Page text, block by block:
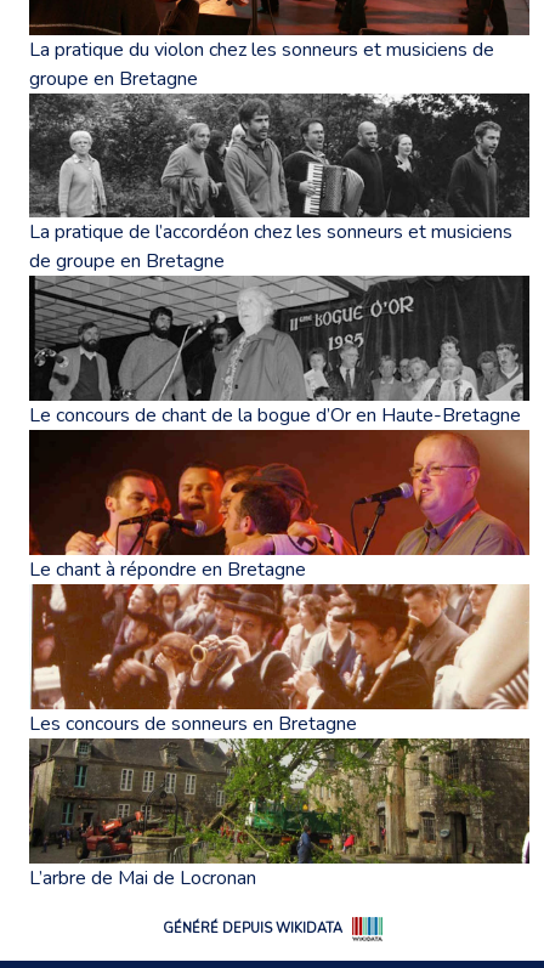
La pratique du violon chez les sonneurs et musiciens de
groupe en Bretagne
La pratique de l’accordéon chez les sonneurs et musiciens
de groupe en Bretagne
Le concours de chant de la bogue d’Or en Haute-Bretagne
Le chant à répondre en Bretagne
Les concours de sonneurs en Bretagne
L’arbre de Mai de Locronan
GÉNÉRÉ DEPUIS WIKIDATA